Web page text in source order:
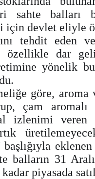
sahte balları
için devlet eliyle
tehdit eden
özellikle dar
yönelik
göre,
çam
izlenimi veren
balların 31
kadar piyasada